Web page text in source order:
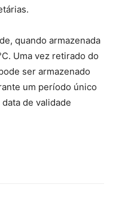
quando armazenada
Uma vez retirado do
ser armazenado
um período único
de validade